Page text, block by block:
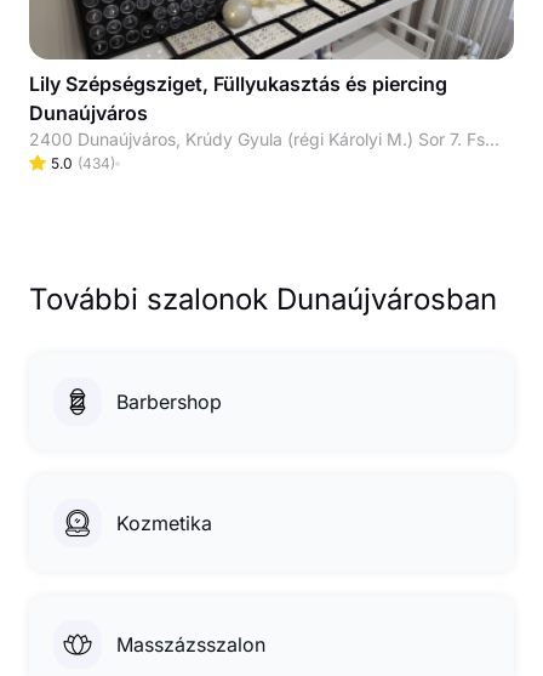
Lily Szépségsziget, Füllyukasztás és piercing
Dunaújváros
2400 Dunaújváros, Krúdy Gyula (régi Károlyi M.) Sor 7. Fsz. 100-as kapucsengő
5.0 (434)
További szalonok Dunaújvárosban
Barbershop
Kozmetika
Masszázsszalon